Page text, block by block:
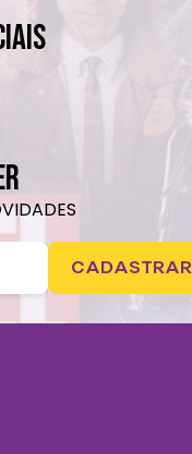
CADASTRAR